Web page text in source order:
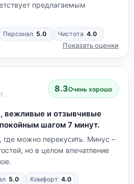
предлагаемым
Персонал 5.0 Чистота 4.0
Показать оценки
8.3Очень хорошо
вежливые и отзывчивые
шагом 7 минут.
где можно перекусить. Минус –
но в целом впечатление
5.0 Комфорт 4.0